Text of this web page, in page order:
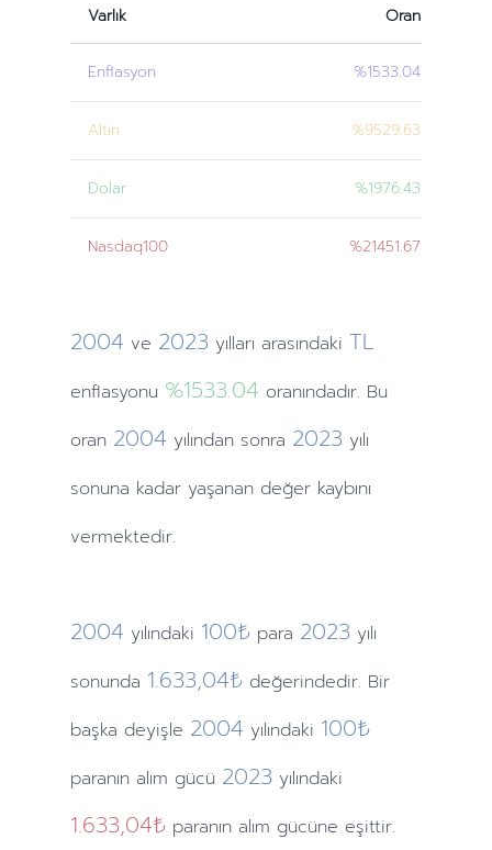
Varlık Oran
Enflasyon %1533.04
Altın %9529.63
Dolar %1976.43
Nasdaq100 %21451.67
2004 ve 2023 yılları arasındaki TL
enflasyonu %1533.04 oranındadır. Bu
oran 2004 yılındansonra 2023 yılı
sonuna kadar yaşanan değer kaybını
vermektedir.
2004 yılındaki 100₺ para 2023 yılı
sonunda 1.633,04₺ değerindedir. Bir
başka deyişle 2004 yılındaki 100₺
paranın alım gücü 2023 yılındaki
1.633,04₺ paranın alım gücüne eşittir.